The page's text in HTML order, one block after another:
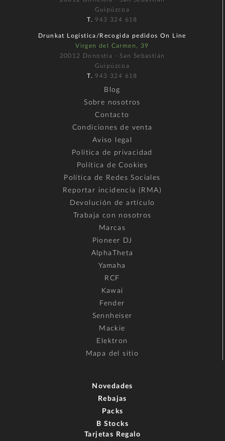
Guipúzcoa
T. 943 324 618
Drunkat Logística/Recogida pedidos On Line
Virgen del Carmen, 39
20012 Donostia - San Sebastián
Guipúzcoa
T. 943 324 618
Blog
Sobre nosotros
Contacto
Condiciones de venta
Aviso legal
Política de privacidad
Política de Cookies
Política de Redes Sociales
Reportar incidencia (RMA)
Devolución de artículo
Trabaja con nosotros
Marcas
Pioneer DJ
AlphaTheta
Yamaha
RCF
Kawai
Fender
Sennheiser
Mackie
Elektron
Mapa del sitio
Novedades
Rebajas
Packs
B Stocks
Tarjetas Regalo